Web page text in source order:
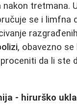
nakon tretmana.
se i limfna
, obavezno
da li ste
- hirurško